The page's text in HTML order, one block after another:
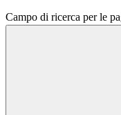
Campo di ricerca per le